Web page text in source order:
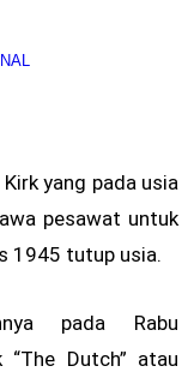
yang pada usia
pesawat untuk
1945 tutup usia.
pada Rabu
Dutch” atau